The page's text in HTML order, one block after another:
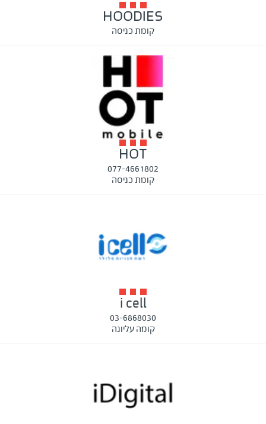
HOODIES
קומת כניסה
HOT
077-4661802
קומת כניסה
i cell
03-6868030
קומה עליונה